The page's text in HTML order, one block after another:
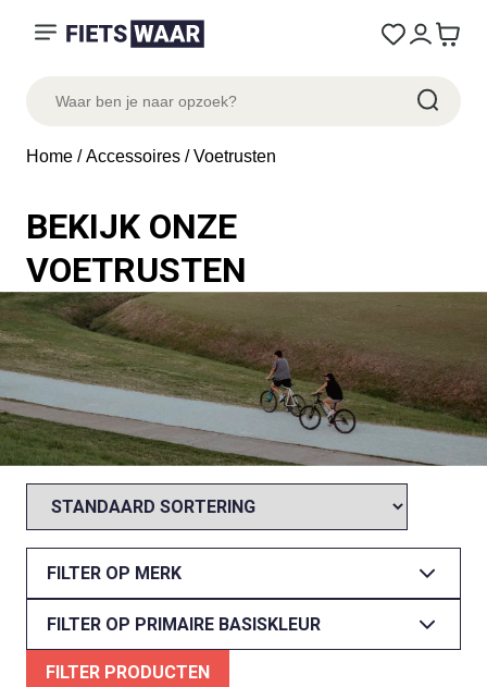
Home /Accessoires / Voetrusten
BEKIJK ONZE
VOETRUSTEN
FILTER OP MERK
FILTER OP PRIMAIRE BASISKLEUR
FILTER PRODUCTEN